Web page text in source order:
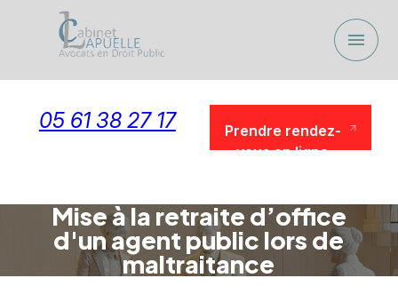
menu
05 61 38 27 17
Prendre rendez-
vous en ligne
Mise à la retraite d’office
d'un agent public lors de
maltraitance
Panneau de gestion des cookies